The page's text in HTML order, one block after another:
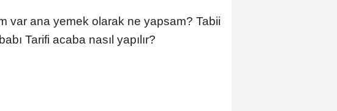
var ana yemek olarak ne yapsam? Tabii
Tarifi acaba nasıl yapılır?